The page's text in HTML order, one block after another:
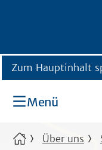
Zum Hauptinhalt
Menü
Über uns